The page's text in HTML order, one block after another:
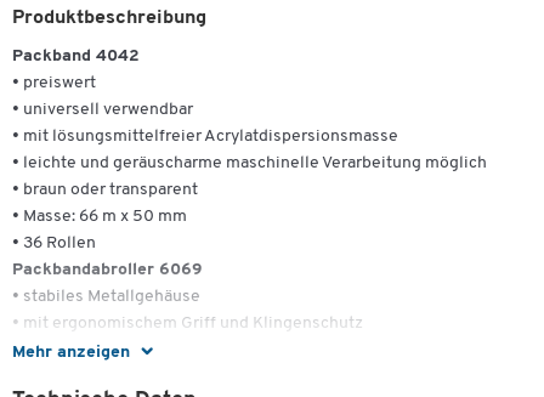
Mehr anzeigen
Produktbeschreibung
Packband 4042
• preiswert
• universell verwendbar
• mit lösungsmittelfreier Acrylatdispersionsmasse
• leichte und geräuscharme maschinelle Verarbeitung möglich
• braun oder transparent
• Masse: 66 m x 50 mm
• 36 Rollen
Packbandabroller 6069
• stabiles Metallgehäuse
• mit ergonomischem Griff und Klingenschutz